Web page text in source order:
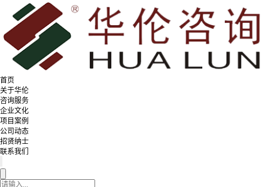
首页
关于华伦
咨询服务
企业文化
项目案例
公司动态
招贤纳士
联系我们